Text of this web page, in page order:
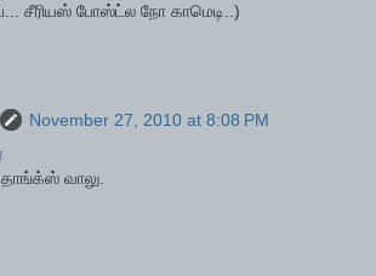
சீரியஸ் போஸ்ட்ல நோ காமெடி..)
November 27, 2010 at 8:08 PM
வாலு.